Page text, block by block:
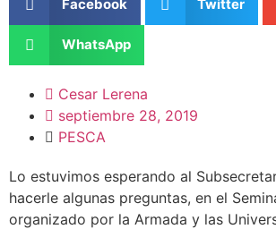
Facebook Twitter
WhatsApp
Cesar Lerena
septiembre 28, 2019
PESCA
Lo estuvimos esperando al
hacerle algunas preguntas, en el
organizado por la Armada y las